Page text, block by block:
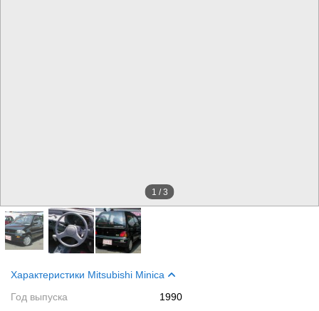
1 /3
Характеристики Mitsubishi Minica
Год выпуска
1990